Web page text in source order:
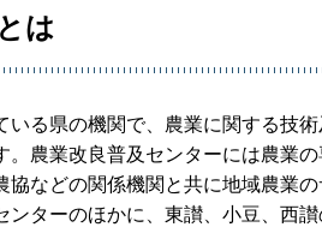
は
いる県の機関で、農業に関する技
農業改良普及センターには農業
などの関係機関と共に地域農業
ターのほかに、東讃、小豆、西